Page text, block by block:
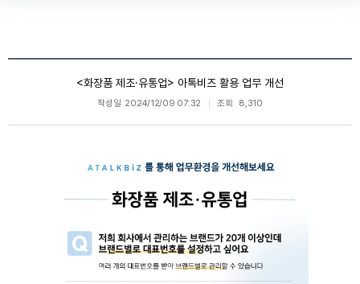
<화장품 제조·유통업> 아톡비즈 활용 업무 개선
작성일 2024/12/09 07:32 조회 8,310